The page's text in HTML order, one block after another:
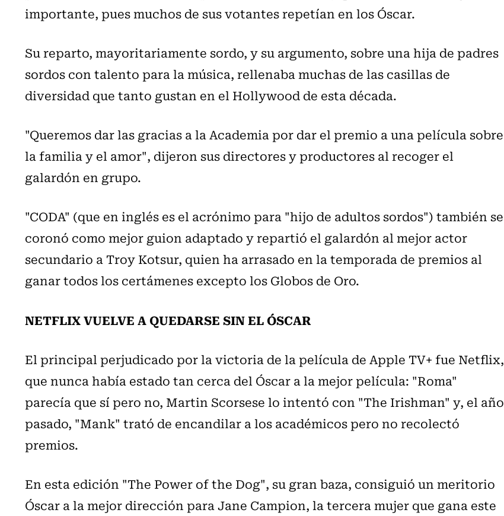
importante, pues muchos de sus votantes repetían en los Óscar.
Su reparto, mayoritariamente sordo, y su argumento, sobre una hija de padres
sordos con talento para la música, rellenaba muchas de las casillas de
diversidad que tanto gustan en el Hollywood de esta década.
"Queremos dar las gracias a la Academia por dar el premio a una película sobre
la familia y el amor", dijeron sus directores y productores al recoger el
galardón en grupo.
"CODA" (que en inglés es el acrónimo para "hijo de adultos sordos") también se
coronó como mejor guion adaptado y repartió el galardón al mejor actor
secundario a Troy Kotsur, quien ha arrasado en la temporada de premios al
ganar todos los certámenes excepto los Globos de Oro.
NETFLIX VUELVE A QUEDARSE SIN EL ÓSCAR
El principal perjudicado por la victoria de la película de Apple TV+ fue Netflix,
que nunca había estado tan cerca del Óscar a la mejor película: "Roma"
parecía que sí pero no, Martin Scorsese lo intentó con "The Irishman" y, el año
pasado, "Mank" trató de encandilar a los académicos pero no recolectó
premios.
En esta edición "The Power of the Dog", su gran baza, consiguió un meritorio
Óscar a la mejor dirección para Jane Campion, la tercera mujer que gana este